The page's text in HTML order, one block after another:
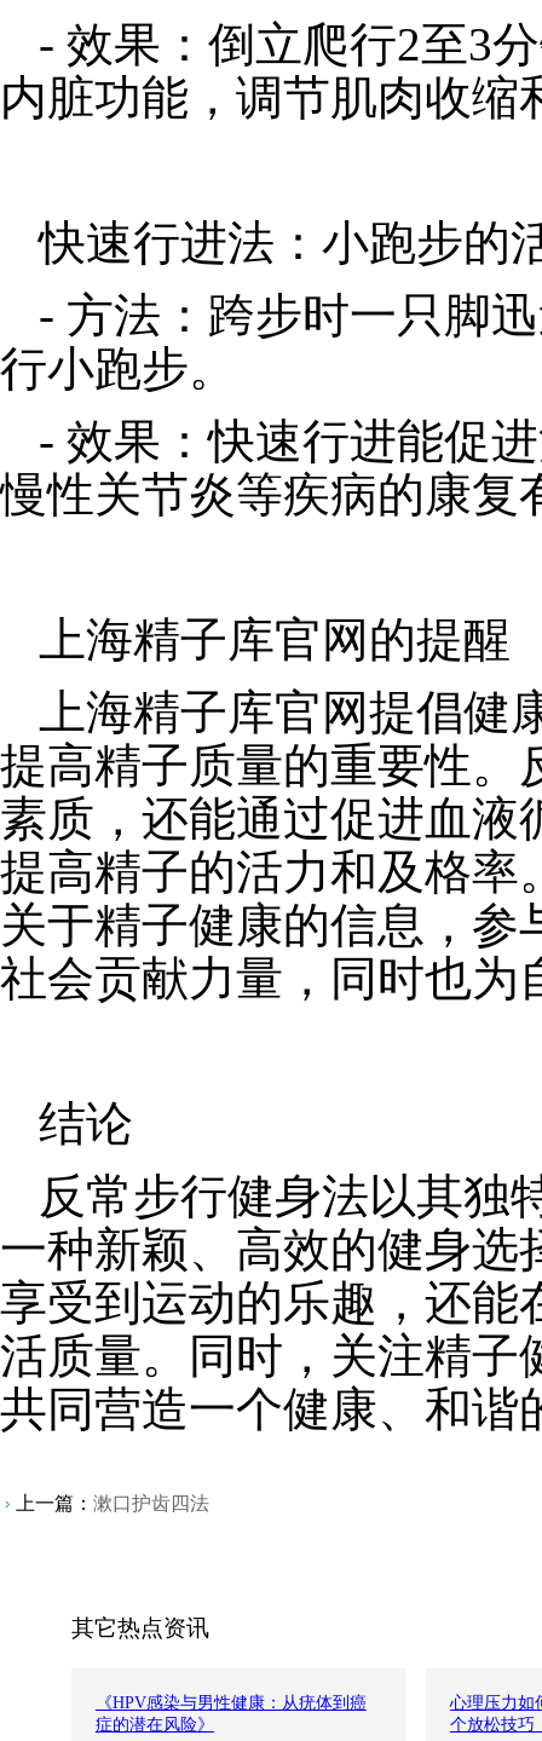
- 效果：倒立爬行2至3
内脏功能，调节肌肉收缩
快速行进法：小跑步的
- 方法：跨步时一只脚
行小跑步。
- 效果：快速行进能促
慢性关节炎等疾病的康复
上海精子库官网的提醒
上海精子库官网提倡
提高精子质量的重要性。
素质，还能通过促进血液
提高精子的活力和及格率
关于精子健康的信息，
社会贡献力量，同时也为
结论
反常步行健身法以其独
一种新颖、高效的健身选
享受到运动的乐趣，还能
活质量。同时，关注精子
共同营造一个健康、和谐
上一篇： 漱口护齿四法
其它热点资讯
《HPV感染与男性健康：从疣体到癌
症的潜在风险》
心理压力如
个放松技巧